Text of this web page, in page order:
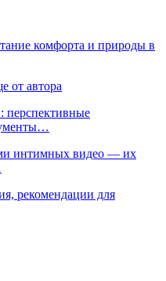
комфорта и природы в
от автора
перспективные
интимных видео — их
рекомендации для